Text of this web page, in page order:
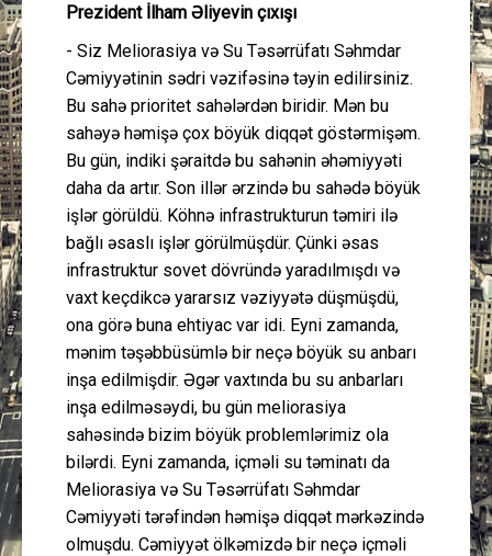
Prezident İlham Əliyevin çıxışı
- Siz Meliorasiya və Su Təsərrüfatı Səhmdar
Cəmiyyətinin sədri vəzifəsinə təyin edilirsiniz.
Bu sahə prioritet sahələrdən biridir. Mən bu
sahəyə həmişə çox böyük diqqət göstərmişəm.
Bu gün, indiki şəraitdə bu sahənin əhəmiyyəti
daha da artır. Son illər ərzində bu sahədə böyük
işlər görüldü. Köhnə infrastrukturun təmiri ilə
bağlı əsaslı işlər görülmüşdür. Çünki əsas
infrastruktur sovet dövründə yaradılmışdı və
vaxt keçdikcə yararsız vəziyyətə düşmüşdü,
ona görə buna ehtiyac var idi. Eyni zamanda,
mənim təşəbbüsümlə bir neçə böyük su anbarı
inşa edilmişdir. Əgər vaxtında bu su anbarları
inşa edilməsəydi, bu gün meliorasiya
sahəsində bizim böyük problemlərimiz ola
bilərdi. Eyni zamanda, içməli su təminatı da
Meliorasiya və Su Təsərrüfatı Səhmdar
Cəmiyyəti tərəfindən həmişə diqqət mərkəzində
olmuşdu. Cəmiyyət ölkəmizdə bir neçə içməli